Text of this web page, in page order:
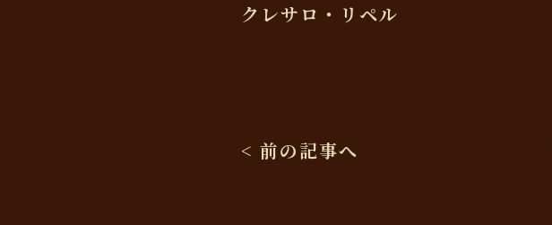
クレサロ・リペル
< 前の記事へ